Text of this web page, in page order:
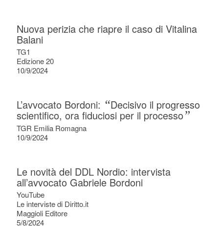
Nuova perizia che riapre il caso di Vitalina
Balani
TG1
Edizione 20
10/9/2024
L’avvocato Bordoni: “Decisivo il progresso
scientifico, ora fiduciosi per il processo”
TGR Emilia Romagna
10/9/2024
Le novità del DDL Nordio: intervista
all’avvocato Gabriele Bordoni
YouTube
Le interviste di Diritto.it
Maggioli Editore
5/8/2024